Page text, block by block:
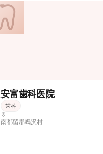
安富歯科医院
歯科
南都留郡鳴沢村